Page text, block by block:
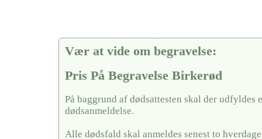
Vær at vide om begravelse:
Pris På Begravelse Birkerød
På baggrund af dødsattesten skal der udfyldes
dødsanmeldelse.
Alle dødsfald skal anmeldes senest to